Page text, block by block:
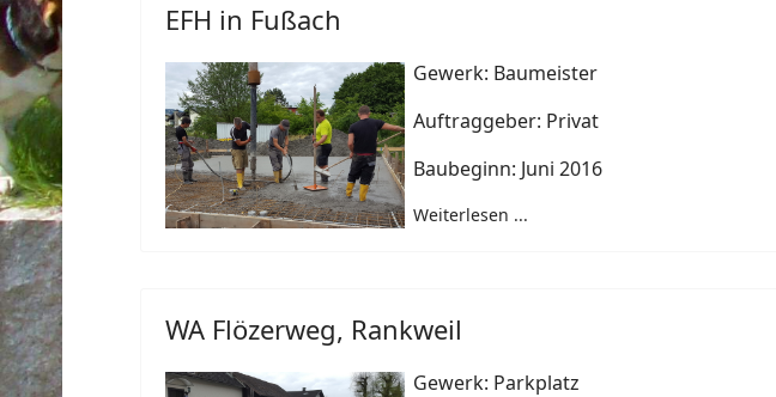
EFH in Fußach
Gewerk: Baumeister
Auftraggeber: Privat
Baubeginn: Juni 2016
Weiterlesen ...
WA Flözerweg, Rankweil
Gewerk: Parkplatz